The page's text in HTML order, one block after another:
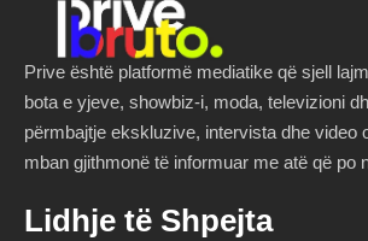
Prive është platformë mediatike që sjell
bota e yjeve, showbiz-i, moda, televizioni
përmbajtje ekskluzive, intervista dhe video
mban gjithmonë të informuar me atë që po
Lidhje të Shpejta